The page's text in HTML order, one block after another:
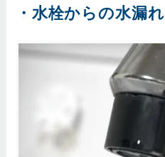
・水栓からの水漏れ